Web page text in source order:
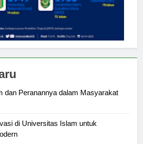
dan Peranannya dalam Masyarakat
di Universitas Islam untuk